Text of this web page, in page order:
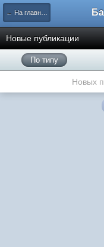
← На главную
Новые публикации
По типу
Новых